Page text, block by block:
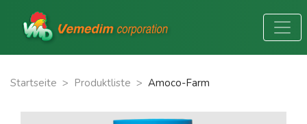
Startseite > Produktliste > Amoco-Farm